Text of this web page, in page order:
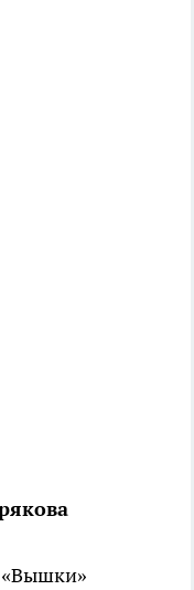
«Вышки»